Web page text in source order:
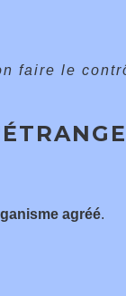
faire le
agréé.